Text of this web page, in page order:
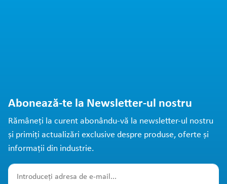
Abonează-te la Newsletter-ul nostru
Rămâneți la curent abonându-vă la newsletter-ul nostru
și primiți actualizări exclusive despre produse, oferte și
informații din industrie.